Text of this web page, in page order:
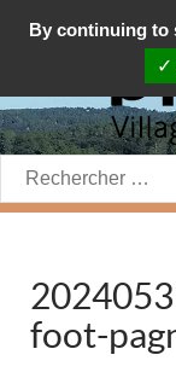
Rechercher:
foot-
By continuing to
✓